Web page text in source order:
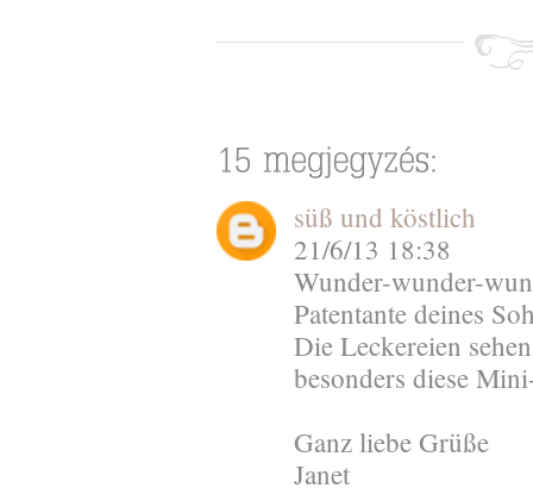
süß und köstlich
21/6/13 18:38
Wunder-wunder-
Patentante deines
Die Leckereien
besonders diese
Ganz liebe Grüße
Janet